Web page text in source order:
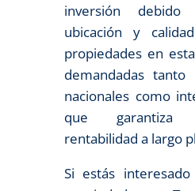
inversión
ubicación y
propiedades en
demandadas
nacionales como
que garantiza
rentabilidad a largo
Si estás